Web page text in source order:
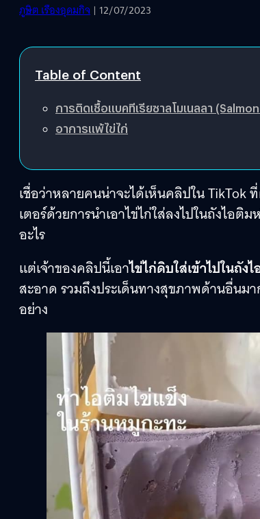
ภูษิต เรืองอุดมกิจ | 12/07/2023
Table of Content
การติดเชื้อแบคทีเรียซาลโมเนลลา
อาการแพ้ไข่ไก่
เชื่อว่าหลายคนน่าจะได้เห็นคลิปใน TikTok
เตอร์ด้วยการนำเอาไข่ไก่ใส่ลงไปในถังไอ
อะไร
แต่เจ้าของคลิปนี้เอาไข่ไก่ดิบใส่เข้าไปในถัง
สะอาด รวมถึงประเด็นทางสุขภาพด้านอื่นม
อย่าง